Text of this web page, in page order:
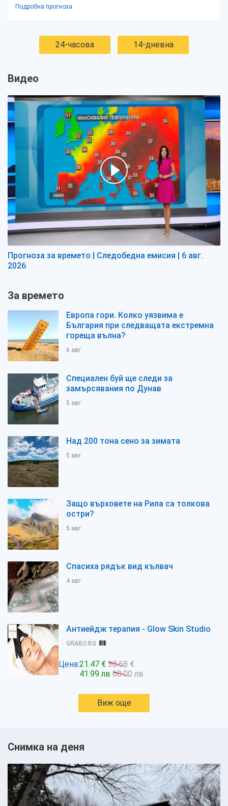
Подробна прогноза
24-часова 14-дневна
Видео
Прогноза за времето | Следобедна емисия | 6 авг.
2026
За времето
Европа гори. Колко уязвима е
България при следващата екстремна
гореща вълна?
6 авг
Специален буй ще следи за
замърсявания по Дунав
5 авг
Над 200 тона сено за зимата
5 авг
Защо върховете на Рила са толкова
остри?
5 авг
Спасиха рядък вид кълвач
4 авг
Антиейдж терапия - Glow Skin Studio
GRABO.BG
Цена:21.47 € 30.68 €
41.99 лв 60.00 лв
Виж още
Снимка на деня